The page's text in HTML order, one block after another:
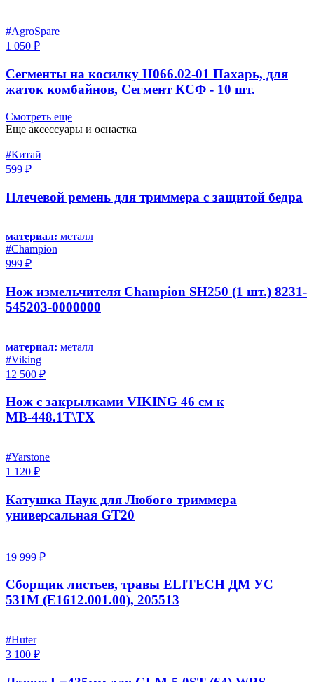
#AgroSpare
1 050 ₽
Сегменты на косилку Н066.02-01 Пахарь, для
жаток комбайнов, Сегмент КСФ - 10 шт.
Смотреть еще
Еще аксессуары и оснастка
#Китай
599 ₽
Плечевой ремень для триммера с защитой бедра
материал: металл
#Champion
999 ₽
Нож измельчителя Champion SH250 (1 шт.) 8231-
545203-0000000
материал: металл
#Viking
12 500 ₽
Нож с закрылками VIKING 46 см к
МВ-448.1T\TX
#Yarstone
1 120 ₽
Катушка Паук для Любого триммера
универсальная GT20
19 999 ₽
Сборщик листьев, травы ELITECH ДМ УС
531М (E1612.001.00), 205513
#Huter
3 100 ₽